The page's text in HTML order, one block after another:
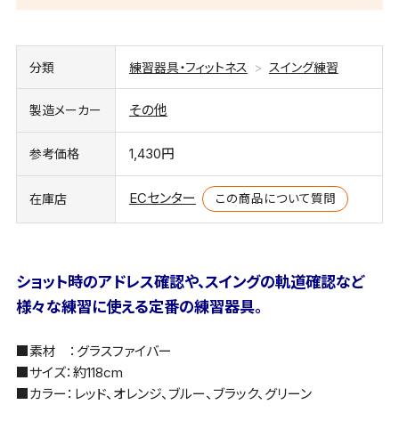
分類 練習器具・フィットネス スイング練習
製造メーカー その他
参考価格 1,430円
在庫店 ECセンター この商品について質問
ショット時のアドレス確認や、スイングの軌道確認など
様々な練習に使える定番の練習器具。
■素材 ：グラスファイバー
■サイズ：約118cm
■カラー：レッド、オレンジ、ブルー、ブラック、グリーン